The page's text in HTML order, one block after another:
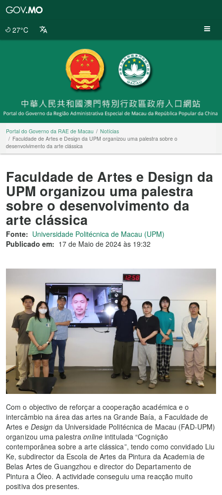
27°C
Portal do Governo da RAE de Macau
Notícias
Faculdade de Artes e Design da UPM organizou uma palestra sobre o
desenvolvimento da arte clássica
Faculdade de Artes e Design da
UPM organizou uma palestra
sobre o desenvolvimento da
arte clássica
Fonte: Universidade Politécnica de Macau (UPM)
Publicado em: 17 de Maio de 2024 às 19:32
Com o objectivo de reforçar a cooperação académica e o
intercâmbio na área das artes na Grande Baía, a Faculdade de
Artes e Design da Universidade Politécnica de Macau (FAD-UPM)
organizou uma palestraonlineintitulada “Cognição
contemporânea sobre a arte clássica”, tendo como convidado Liu
Ke, subdirector da Escola de Artes da Pintura da Academia de
Belas Artes de Guangzhou e director do Departamento de
Pintura a Óleo. A actividade conseguiu uma reacção muito
positiva dos presentes.